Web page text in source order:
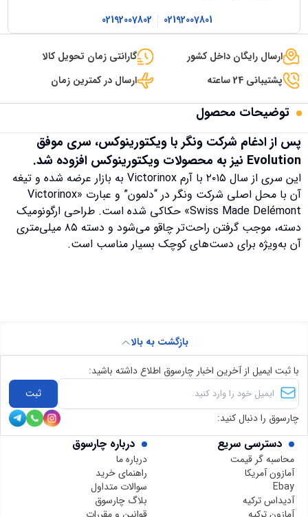
02192007801
02192007802
ارسال رایگان داخل کشور
گارانتی زمان تحویل کالا
پشتیبانی 24 ساعته
ارسال در کمترین زمان
توضیحات محصول
پس از ادغام شرکت ونگر با ویکتورینوکس، سری موفق
Evolution نیز به محصولات ویکتورینوکس افزوده شد.
این سری از سال ۲۰۱۵ با آرم Victorinox به بازار عرضه شده و تیغه
آن با محل اصلی شرکت ونگر در “دلمون” و عبارت «Victorinox
Swiss Made Delémont» حکاکی شده است. طراحی ارگونومیک
دسته، موجب گرفتن راحت‌تر چاقو می‌شود و دسته ۸۵ میلی‌متری
آن به‌ویژه برای دست‌های کوچک بسیار مناسب است.
دسترسی سریع
محاسبه گر قیمت
آمازون آمریکا
Ebay
آدیداس ترکیه
درباره چارسوق
درباره ما
راهنمای خرید
سوالات متداول
بلاگ چارسوق
بازگشت به بالا
با ثبت ایمیل از آخرین اخبار چارسوق اطلاع داشته باشید:
ثبت
چارسوق را دنبال کنید: